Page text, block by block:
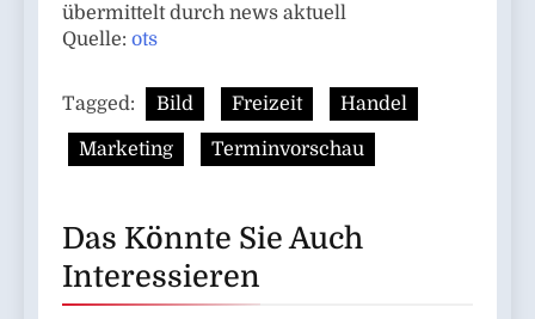
übermittelt durch news aktuell
Quelle: ots
Tagged: Bild Freizeit Handel
Marketing Terminvorschau
Das Könnte Sie Auch
Interessieren